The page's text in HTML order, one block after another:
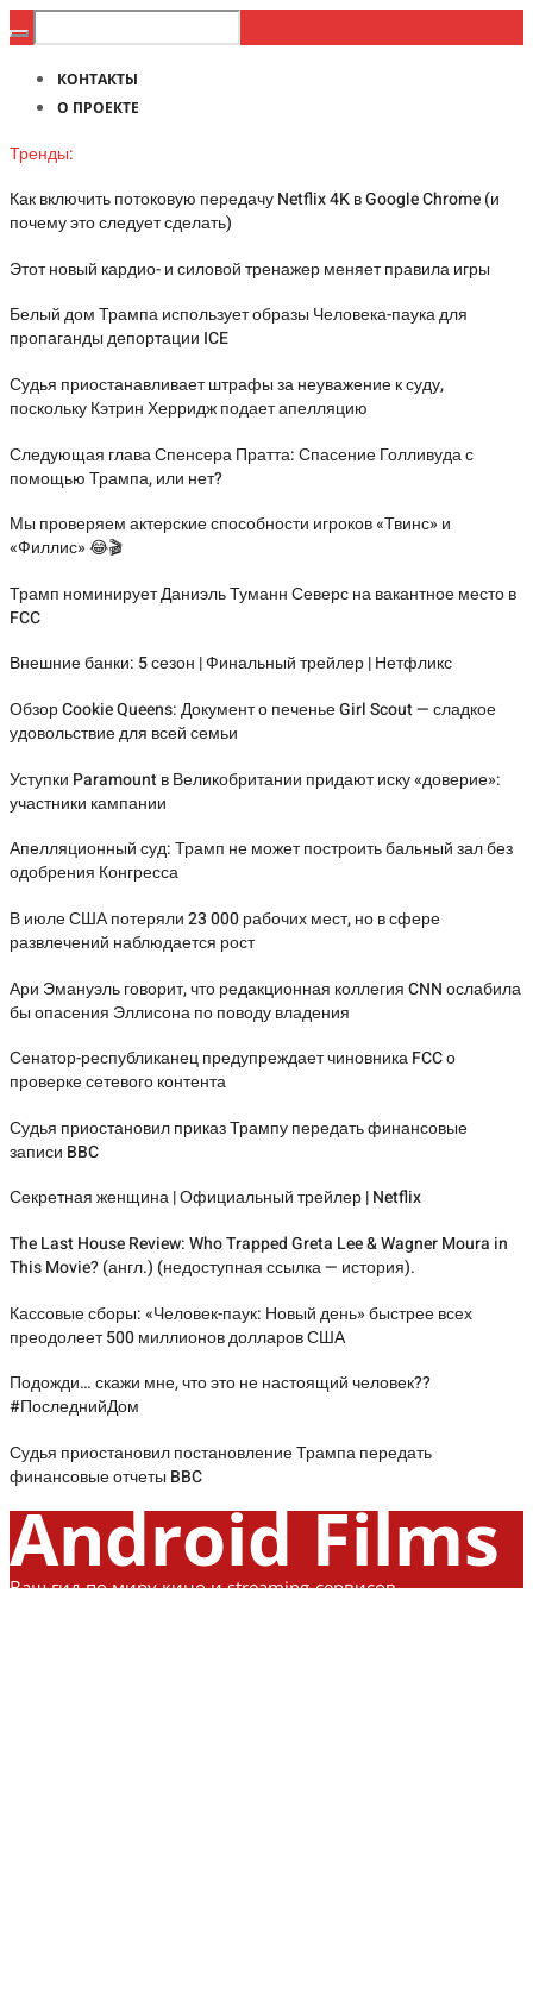
КОНТАКТЫ
О ПРОЕКТЕ
Тренды:
Как включить потоковую передачу Netflix 4K в Google Chrome (и
почему это следует сделать)
Этот новый кардио- и силовой тренажер меняет правила игры
Белый дом Трампа использует образы Человека-паука для
пропаганды депортации ICE
Судья приостанавливает штрафы за неуважение к суду,
поскольку Кэтрин Херридж подает апелляцию
Следующая глава Спенсера Пратта: Спасение Голливуда с
помощью Трампа, или нет?
Мы проверяем актерские способности игроков «Твинс» и
«Филлис» 😂🎬
Трамп номинирует Даниэль Туманн Северс на вакантное место в
FCC
Внешние банки: 5 сезон | Финальный трейлер | Нетфликс
Обзор Cookie Queens: Документ о печенье Girl Scout — сладкое
удовольствие для всей семьи
Уступки Paramount в Великобритании придают иску «доверие»:
участники кампании
Апелляционный суд: Трамп не может построить бальный зал без
одобрения Конгресса
В июле США потеряли 23 000 рабочих мест, но в сфере
развлечений наблюдается рост
Ари Эмануэль говорит, что редакционная коллегия CNN ослабила
бы опасения Эллисона по поводу владения
Сенатор-республиканец предупреждает чиновника FCC о
проверке сетевого контента
Судья приостановил приказ Трампу передать финансовые
записи BBC
Секретная женщина | Официальный трейлер | Netflix
The Last House Review: Who Trapped Greta Lee & Wagner Moura in
This Movie? (англ.) (недоступная ссылка — история).
Кассовые сборы: «Человек-паук: Новый день» быстрее всех
преодолеет 500 миллионов долларов США
Подожди… скажи мне, что это не настоящий человек??
#ПоследнийДом
Судья приостановил постановление Трампа передать
финансовые отчеты BBC
Android Films
Ваш гид по миру кино и streaming-сервисов